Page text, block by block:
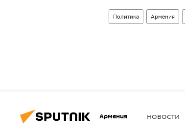
Политика Армения
Армения НОВОСТИ